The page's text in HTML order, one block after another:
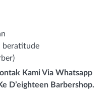
beratitude
Kami Via Whatsapp
D’eighteen Barbershop.